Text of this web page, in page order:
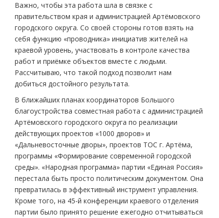
Важно, чтобы эта работа шла в связке с
правительством края и администрацией Артёмовского
городского округа. Со своей стороны готов взять на
себя функцию «проводника» инициатив жителей на
краевой уровень, участвовать в контроле качества
работ и приёмке объектов вместе с людьми.
Рассчитываю, что такой подход позволит нам
добиться достойного результата.
В ближайших планах координаторов Большого
благоустройства совместная работа с администрацией
Артёмовского городского округа по реализации
действующих проектов «1000 дворов» и
«Дальневосточные дворы», проектов ТОС г. Артёма,
программы «Формирование современной городской
среды». «Народная программа» партии «Единая Россия»
перестала быть просто политическим документом. Она
превратилась в эффективный инструмент управления.
Кроме того, на 45-й конференции краевого отделения
партии было принято решение ежегодно отчитываться